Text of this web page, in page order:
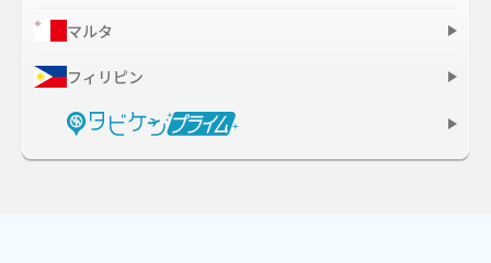
マルタ
フィリピン